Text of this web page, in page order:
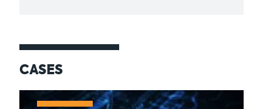
CASES